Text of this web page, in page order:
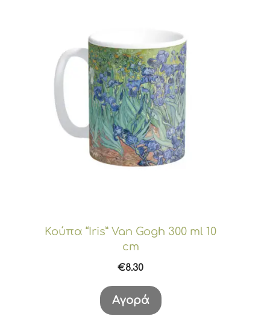
Κούπα “Iris” Van Gogh 300 ml 10
cm
€8.30
Αγορά